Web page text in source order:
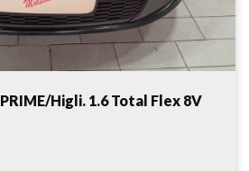
Higli. 1.6 Total Flex 8V